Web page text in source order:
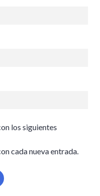
los siguientes
cada nueva entrada.